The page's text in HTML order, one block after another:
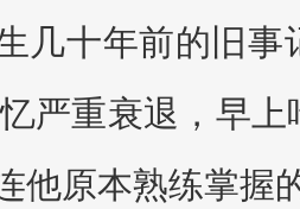
十年前的旧事
重衰退，早上
原本熟练掌握